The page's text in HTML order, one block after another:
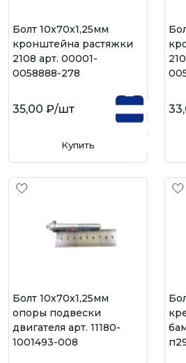
Болт 10х70х1,25мм
кронштейна растяжки
2108 арт. 00001-
0058888-278
35,00 ₽/шт
Купить
Болт 10х70х1,25мм
опоры подвески
двигателя арт. 11180-
1001493-008